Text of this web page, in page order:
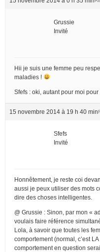
Grussie
Invité
Hii je suis une femme peu
maladies !
Sfefs : oki, autant pour moi
15 novembre 2014 à 19 h 40 min
Sfefs
Invité
Honnêtement, je reste coi
aussi je peux utiliser des mots
dire des choses intelligentes.
@ Grussie : Sinon, par mon «
voulais faire référence
Lola, à savoir que toutes les
comportement (normal, c’est
comportement en question